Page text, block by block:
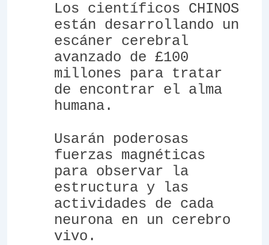
Los científicos CHINOS
están desarrollando un
escáner cerebral
avanzado de £100
millones para tratar
de encontrar el alma
humana.
Usarán poderosas
fuerzas magnéticas
para observar la
estructura y las
actividades de cada
neurona en un cerebro
vivo.